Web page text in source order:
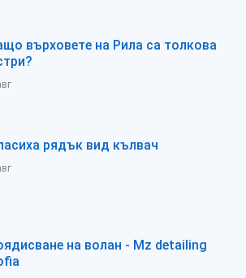
върховете на Рила са толкова
рядък вид кълвач
на волан - Mz detailing